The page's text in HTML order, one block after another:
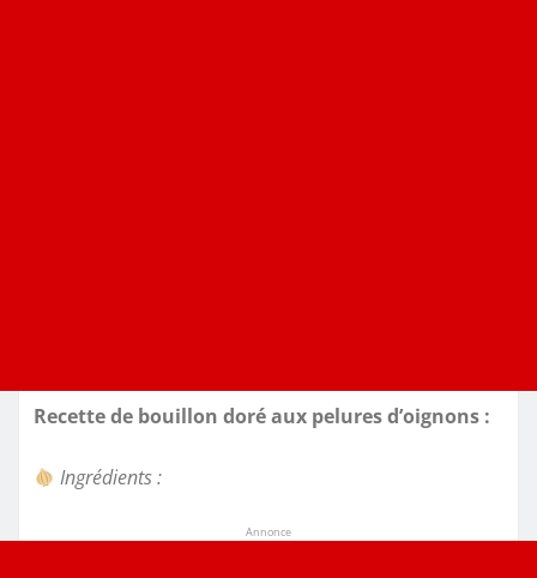
Recette de bouillon doré aux pelures d’oignons :
Ingrédients :
Annonce